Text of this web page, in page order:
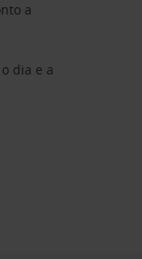
a
dia e a